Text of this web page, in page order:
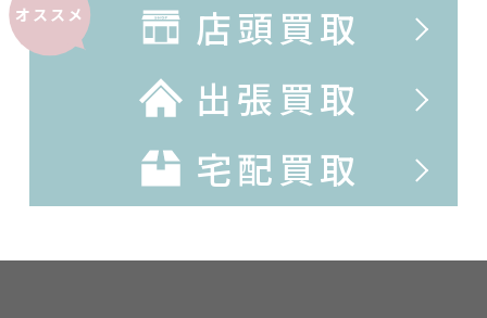
オススメ
店頭買取
出張買取
宅配買取